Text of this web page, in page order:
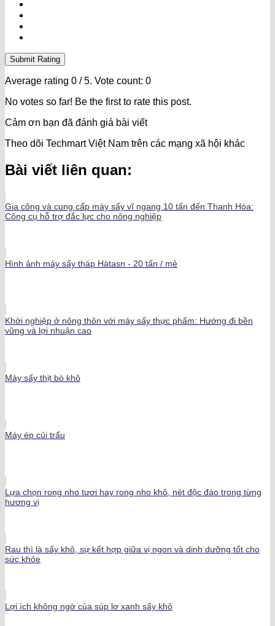
Submit Rating
Average rating 0 / 5. Vote count: 0
No votes so far! Be the first to rate this post.
Cảm ơn bạn đã đánh giá bài viết
Theo dõi Techmart Việt Nam trên các mạng xã hội khác
Bài viết liên quan:
Gia công và cung cấp máy sấy vĩ ngang 10 tấn đến Thanh Hóa:
Công cụ hỗ trợ đắc lực cho nông nghiệp
Hình ảnh máy sấy tháp Hàtasn - 20 tấn / mẻ
Khởi nghiệp ở nông thôn với máy sấy thực phẩm: Hướng đi bền
vững và lợi nhuận cao
Máy sấy thịt bò khô
Máy ép củi trấu
Lựa chọn rong nho tươi hay rong nho khô, nét độc đáo trong từng
hương vị
Rau thì là sấy khô, sự kết hợp giữa vị ngon và dinh dưỡng tốt cho
sức khỏe
Lợi ích không ngờ của súp lơ xanh sấy khô